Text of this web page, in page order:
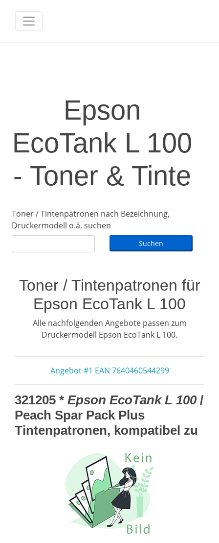
Epson
EcoTank L 100
- Toner & Tinte
Toner / Tintenpatronen nach Bezeichnung,
Druckermodell o.ä. suchen
Toner / Tintenpatronen für
Epson EcoTank L 100
Alle nachfolgenden Angebote passen zum
Druckermodell Epson EcoTank L 100.
Angebot #1 EAN 7640460544299
321205 * Epson EcoTank L 100/
Peach Spar Pack Plus
Tintenpatronen, kompatibel zu